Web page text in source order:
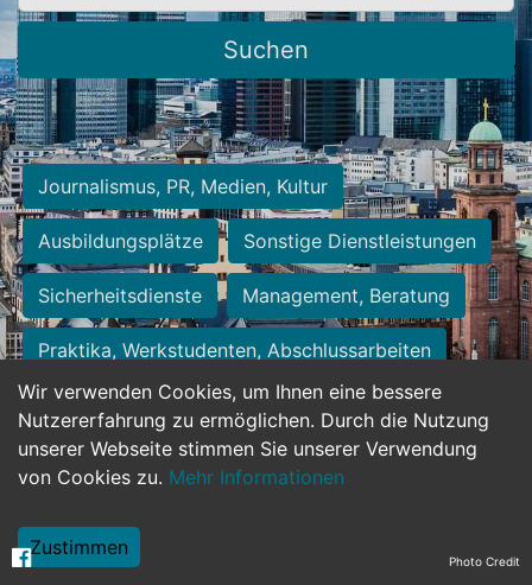
Wir verwenden Cookies, um Ihnen eine bessere
Nutzererfahrung zu ermöglichen. Durch die Nutzung
unserer Webseite stimmen Sie unserer Verwendung
von Cookies zu. Mehr Informationen
Zustimmen
Suchen
Journalismus, PR, Medien, Kultur
Ausbildungsplätze Sonstige Dienstleistungen
Sicherheitsdienste Management, Beratung
Praktika, Werkstudenten, Abschlussarbeiten
Personalwesen Assistenz, Sekretariat
Hilfskräfte, Aushilfs- und Nebenjobs
Weiterbildung, Studium, duale Ausbildung Photo Credit